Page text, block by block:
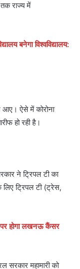
राज्य में
बनेगा विश्वविद्यालय:
आए। ऐसे में कोरोना
हो रही है।
ने ट्र‍िपल टी का
लिए ट्रिपल टी (ट्रेस,
पर होगा लखनऊ कैंसर
सरकार महामारी को